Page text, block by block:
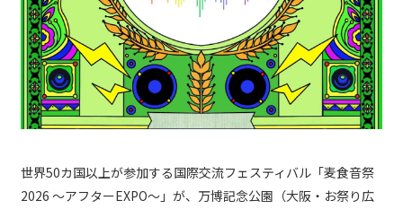
世界50カ国以上が参加する国際交流フェスティバル「麦食音祭
2026 〜アフターEXPO〜」が、万博記念公園（大阪・お祭り広